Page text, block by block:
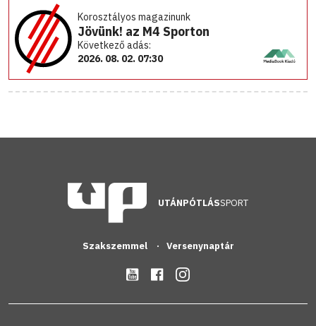
Korosztályos magazinunk
Jövünk! az M4 Sporton
Következő adás:
2026. 08. 02. 07:30
UTÁNPÓTLÁSSPORT
Szakszemmel Versenynaptár